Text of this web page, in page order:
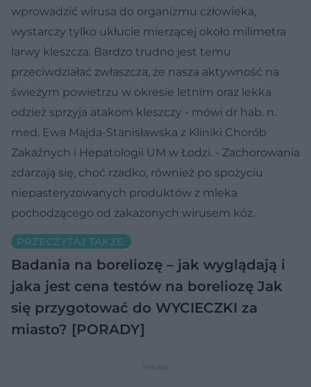
wprowadzić wirusa do organizmu człowieka,
wystarczy tylko ukłucie mierzącej około milimetra
larwy kleszcza. Bardzo trudno jest temu
przeciwdziałać zwłaszcza, że nasza aktywność na
świeżym powietrzu w okresie letnim oraz lekka
odzież sprzyja atakom kleszczy - mówi dr hab. n.
med. Ewa Majda-Stanisławska z Kliniki Chorób
Zakaźnych i Hepatologii UM w Łodzi. - Zachorowania
zdarzają się, choć rzadko, również po spożyciu
niepasteryzowanych produktów z mleka
pochodzącego od zakażonych wirusem kóz.
PRZECZYTAJ TAKŻE:
Badania na boreliozę – jak wyglądają i
jaka jest cena testów na boreliozę Jak
się przygotować do WYCIECZKI za
miasto? [PORADY]